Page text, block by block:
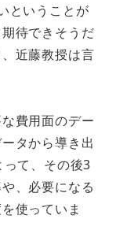
ということが
待できそうだ
近藤教授は言
費用面のデー
タから導き出
て、その後3
、必要になる
使っていま